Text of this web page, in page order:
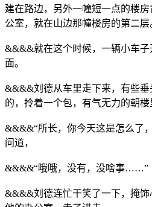
建在路边，另外一幢短一点的楼
公室，就在山边那幢楼房的第二层
&&&&就在这个时候，一辆小车
面。
&&&&刘德从车里走下来，有些
的，拎着一个包，有气无力的朝楼
&&&&“所长，你今天这是怎么了
问道，
&&&&“哦哦，没有，没啥事……”
&&&&刘德连忙干笑了一下，掩